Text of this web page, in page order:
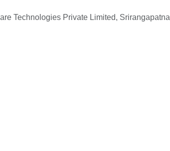
Technologies Private Limited,